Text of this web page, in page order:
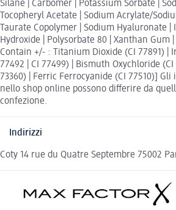
Silane | Carbomer | Potassium Sorbate |
Tocopheryl Acetate | Sodium Acrylate/
Taurate Copolymer | Sodium Hyaluronate |
Hydroxide | Polysorbate 80 | Xanthan Gum
Contain +/- : Titanium Dioxide (CI 77891) |
77492 | CI 77499) | Bismuth Oxychloride (CI
73360) | Ferric Ferrocyanide (CI 77510)]
nello shop online possono differire da
confezione.
Indirizzi
Coty 14 rue du Quatre Septembre 75002